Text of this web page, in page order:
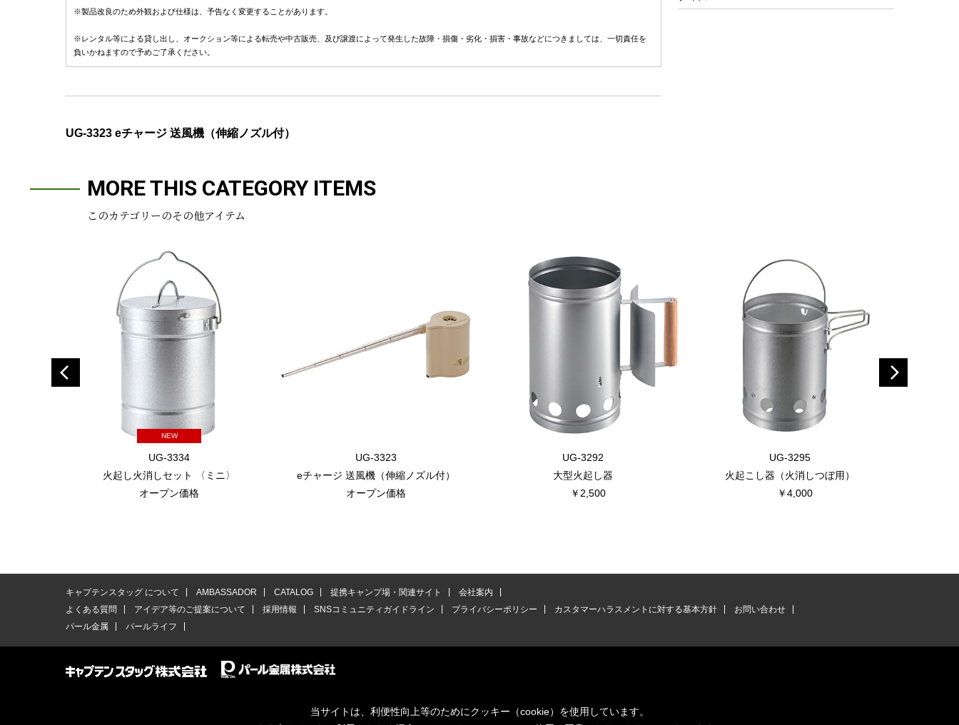
※製品改良のため外観および仕様は、予告なく変更することがあります。
※レンタル等による貸し出し、オークション等による転売や中古販売、及び譲渡によって発生した故障・損傷・劣化・損害・事故などにつきましては、一切責任を
負いかねますので予めご了承ください。
UG-3323 eチャージ 送風機（伸縮ノズル付）
MORE THIS CATEGORY ITEMS
このカテゴリーのその他アイテム
NEW
UG-3334
火起し火消しセット 〈ミニ〉
オープン価格
UG-3323
eチャージ 送風機（伸縮ノズル付）
オープン価格
UG-3292
大型火起し器
￥2,500
UG-3295
火起こし器（火消しつぼ用）
￥4,000
キャプテンスタッグ について AMBASSADOR CATALOG 提携キャンプ場・関連サイト
会社案内
よくある質問
アイデア等のご提案について 採用情報 SNSコミュニティガイドライン プライバシーポリシー カスタマーハラスメントに対する基本方針
お問い合わせ
パール金属
パールライフ
当サイトは、利便性向上等のためにクッキー（cookie）を使用しています。